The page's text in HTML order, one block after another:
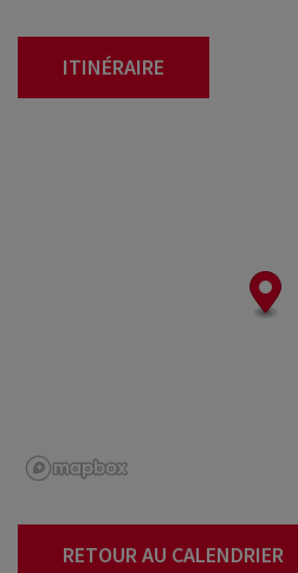
ITINÉRAIRE
RETOUR AU CALENDRIER